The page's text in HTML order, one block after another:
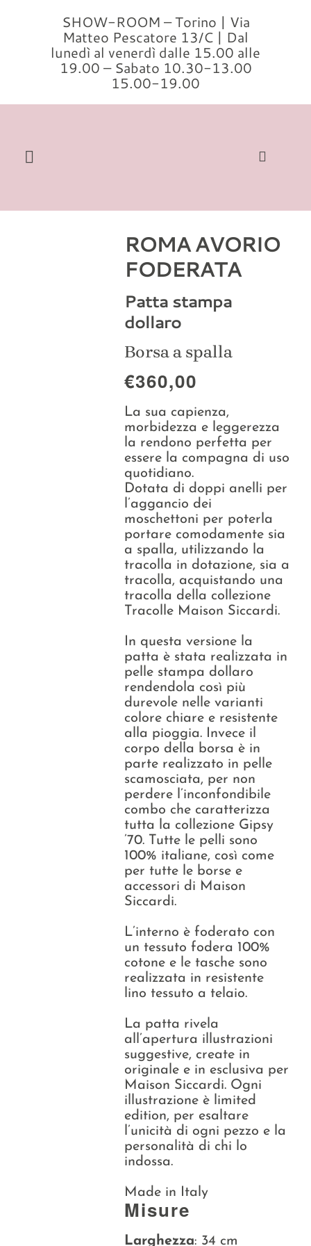
SHOW-ROOM – Torino | Via
Matteo Pescatore 13/C | Dal
lunedì al venerdì dalle 15.00 alle
19.00 – Sabato 10.30-13.00
15.00-19.00
Toggle
ROMA AVORIO
FODERATA
Patta stampa
dollaro
Borsa a spalla
€360,00
La sua capienza,
morbidezza e leggerezza
la rendono perfetta per
essere la compagna di uso
quotidiano.
Dotata di doppi anelli per
l’aggancio dei
moschettoni per poterla
portare comodamente sia
a spalla, utilizzando la
tracolla in dotazione, sia a
tracolla, acquistando una
tracolla della collezione
Tracolle Maison Siccardi.
In questa versione la
patta è stata realizzata in
pelle stampa dollaro
rendendola così più
durevole nelle varianti
colore chiare e resistente
alla pioggia. Invece il
corpo della borsa è in
parte realizzato in pelle
scamosciata, per non
perdere l’inconfondibile
combo che caratterizza
tutta la collezione Gipsy
’70. Tutte le pelli sono
100% italiane, così come
per tutte le borse e
accessori di Maison
Siccardi.
L’interno è foderato con
un tessuto fodera 100%
cotone e le tasche sono
realizzata in resistente
lino tessuto a telaio.
La patta rivela
all’apertura illustrazioni
suggestive, create in
originale e in esclusiva per
Maison Siccardi. Ogni
illustrazione è limited
edition, per esaltare
l’unicità di ogni pezzo e la
personalità di chi lo
indossa.
Made in Italy
Misure
Larghezza: 34 cm